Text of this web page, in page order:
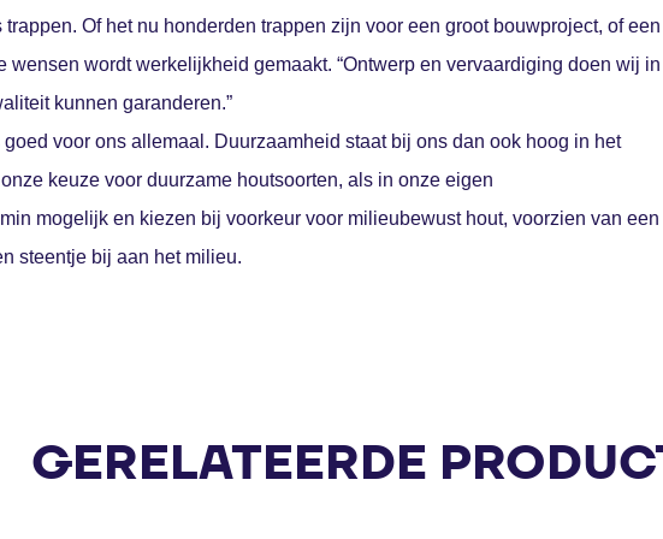
Of het nu honderden trappen zijn voor een groot bouwproject, of een
wordt werkelijkheid gemaakt. “Ontwerp en vervaardiging doen wij in
kunnen garanderen.”
voor ons allemaal. Duurzaamheid staat bij ons dan ook hoog in het
keuze voor duurzame houtsoorten, als in onze eigen
mogelijk en kiezen bij voorkeur voor milieubewust hout, voorzien van een
steentje bij aan het milieu.
GERELATEERDE